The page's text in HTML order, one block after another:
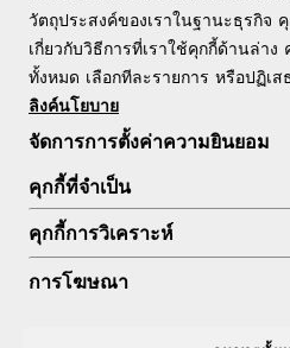
เกี่ยวกับเรา
หากต้องการความช่วยเหลือ
วัตถุประสงค์ของเราในฐานะธุรกิจ
เกี่ยวกับวิธีการที่เราใช้คุกกี้ด้านล่า
ทั้งหมด เลือกทีละรายการ หรือปฏิเส
ลิงค์นโยบาย
จัดการการตั้งค่าความยินยอม
คุกกี้ที่จำเป็น
คุกกี้การวิเคราะห์
การโฆษณา